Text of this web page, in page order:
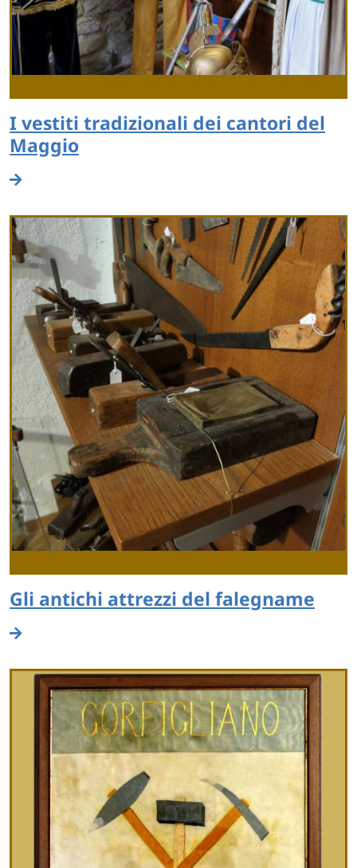
I vestiti tradizionali dei cantori del
Maggio
Gli antichi attrezzi del falegname